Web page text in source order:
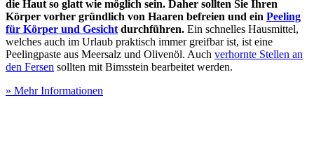
die Haut so glatt wie möglich sein. Daher sollten Sie Ihren
Körper vorher gründlich von Haaren befreien und ein Peeling
für Körper und Gesicht durchführen. Ein schnelles Hausmittel,
welches auch im Urlaub praktisch immer greifbar ist, ist eine
Peelingpaste aus Meersalz und Olivenöl. Auch verhornte Stellen an
den Fersen sollten mit Bimsstein bearbeitet werden.
» Mehr Informationen